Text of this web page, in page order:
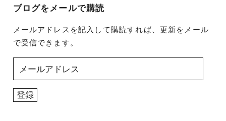
ブログをメールで購読
メールアドレスを記入して購読すれば、更新をメール
で受信できます。
ル
ア
登録